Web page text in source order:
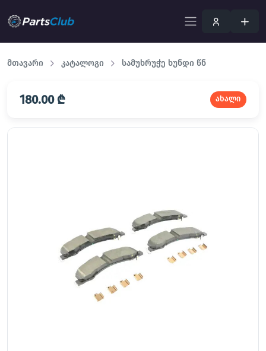
მთავარი კატალოგი სამუხრუჭე ხუნდი წნ
180.00 ₾ ახალი